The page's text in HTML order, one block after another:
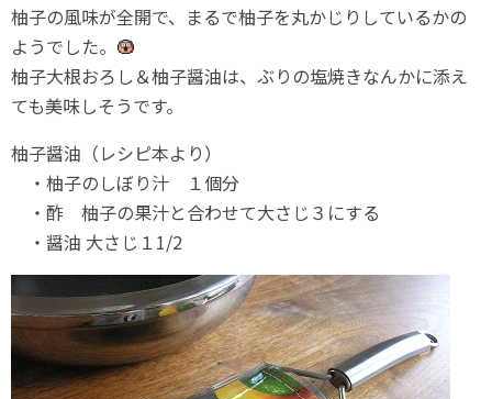
柚子の風味が全開で、まるで柚子を丸かじりしているかの
ようでした。
柚子大根おろし＆柚子醤油は、ぶりの塩焼きなんかに添え
ても美味しそうです。
柚子醤油（レシピ本より）
・柚子のしぼり汁 １個分
・酢 柚子の果汁と合わせて大さじ３にする
・醤油 大さじ１1/2